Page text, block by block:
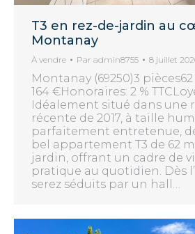
T3 en rez-de-jardin au
Montanay
À vendre Par admin8755 8 juillet
Montanay (69250)3 pièces62
164 €Honoraires: 2 %
Idéalement situé dans une
récente de 2017, à taille
parfaitement entretenue,
bel appartement T3 de 62
jardin, offrant un cadre de
pratique au quotidien. Dès
serez séduits par un hall…